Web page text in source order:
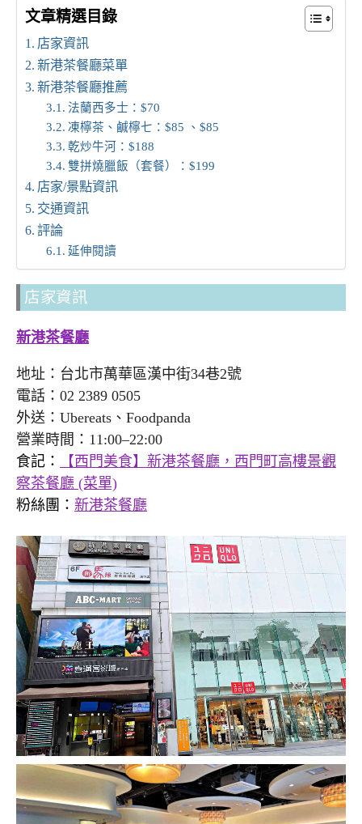
文章精選目錄
店家資訊
新港茶餐廳菜單
新港茶餐廳推薦
法蘭西多士：$70
凍檸茶、鹹檸七：$85 、$85
乾炒牛河：$188
雙拼燒臘飯（套餐）：$199
店家/景點資訊
交通資訊
評論
延伸閱讀
店家資訊
新港茶餐廳
地址：台北市萬華區漢中街34巷2號
電話：02 2389 0505
外送：Ubereats、Foodpanda
營業時間：11:00–22:00
食記：
【西門美食】新港茶餐廳，西門町高樓景觀
察茶餐廳 (菜單)
粉絲團： 新港茶餐廳